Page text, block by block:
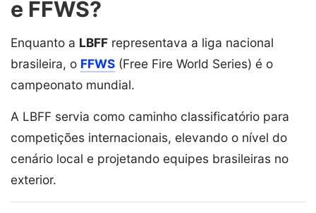
e FFWS?
Enquanto a LBFF representava a liga nacional
brasileira, o FFWS (Free Fire World Series) é o
campeonato mundial.
A LBFF servia como caminho classificatório para
competições internacionais, elevando o nível do
cenário local e projetando equipes brasileiras no
exterior.